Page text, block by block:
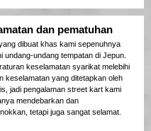
dan pematuhan
dibuat khas kami sepenuhnya
undang-undang tempatan di Jepun.
keselamatan syarikat melebihi
keselamatan yang ditetapkan oleh
jadi pengalaman street kart kami
mendebarkan dan
tetapi juga sangat selamat.